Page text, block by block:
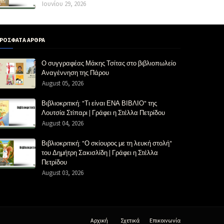
Ιουνίου 29, 2026
ΑΡΘΡΑ
Ο συγγραφέας Μάκης Τσίτας στο βιβλιοπωλείο
Αναγέννηση της Πάρου
August 05, 2026
Βιβλιοκριτική: "Τι είναι ΕΝΑ ΒΙΒΛΙΟ" της
Λουτσία Στίπαρι | Γράφει η Στέλλα Πετρίδου
August 04, 2026
Βιβλιοκριτική: "Ο σκίουρος με τη λευκή στολή"
του Δημήτρη Σακισλίδη | Γράφει η Στέλλα
Πετρίδου
August 03, 2026
Αρχική Σχετικά Επικοινωνία